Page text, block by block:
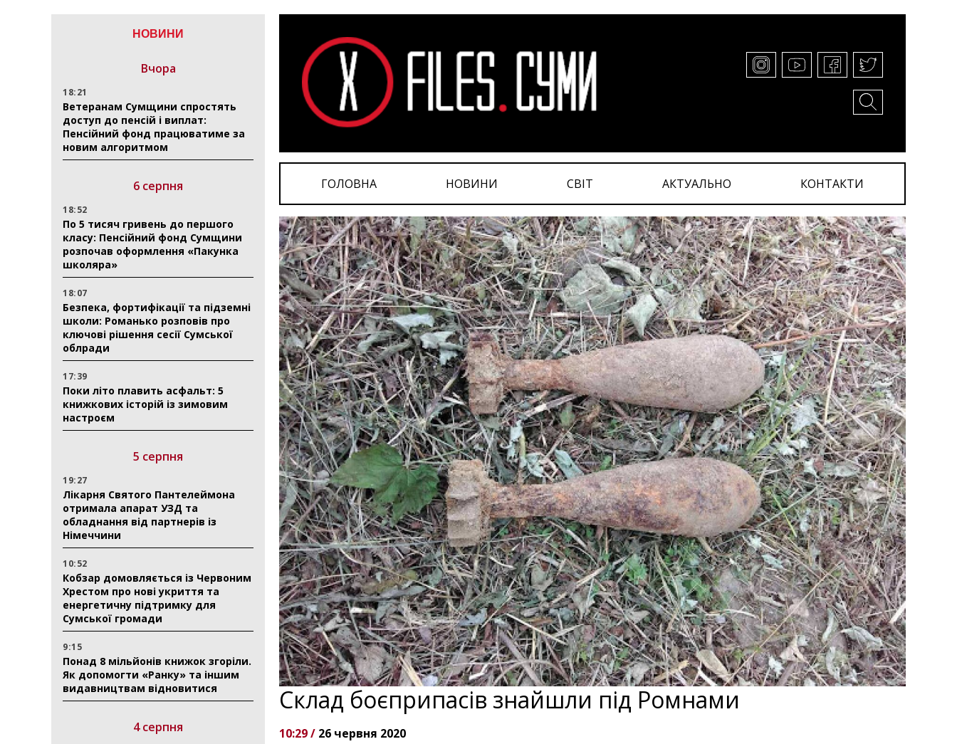
ГОЛОВНА НОВИНИ СВІТ АКТУАЛЬНО КОНТАКТИ
НОВИНИ
Вчора
18:21
Ветеранам Сумщини спростять
доступ до пенсій і виплат:
Пенсійний фонд працюватиме за
новим алгоритмом
6 серпня
18:52
По 5 тисяч гривень до першого
класу: Пенсійний фонд Сумщини
розпочав оформлення «Пакунка
школяра»
18:07
Безпека, фортифікації та підземні
школи: Романько розповів про
ключові рішення сесії Сумської
облради
17:39
Поки літо плавить асфальт: 5
книжкових історій із зимовим
настроєм
5 серпня
19:27
Лікарня Святого Пантелеймона
отримала апарат УЗД та
обладнання від партнерів із
Німеччини
10:52
Кобзар домовляється із Червоним
Хрестом про нові укриття та
енергетичну підтримку для
Сумської громади
9:15
Понад 8 мільйонів книжок згоріли.
Як допомогти «Ранку» та іншим
видавництвам відновитися
4 серпня
Склад боєприпасів знайшли під Ромнами
10:29 / 26 червня 2020